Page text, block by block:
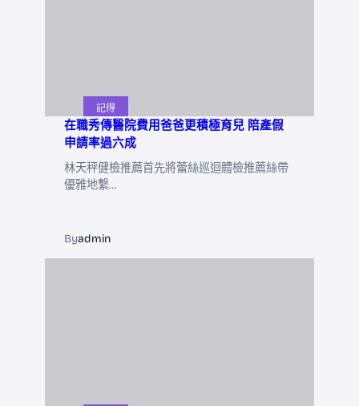
記得
在職秀傳醫院費用爸爸更積極育兒 陪產假
申請率過六成
林天秤健檢推薦首先將蕾絲巡迴體檢推薦絲帶
優雅地繫…
Byadmin